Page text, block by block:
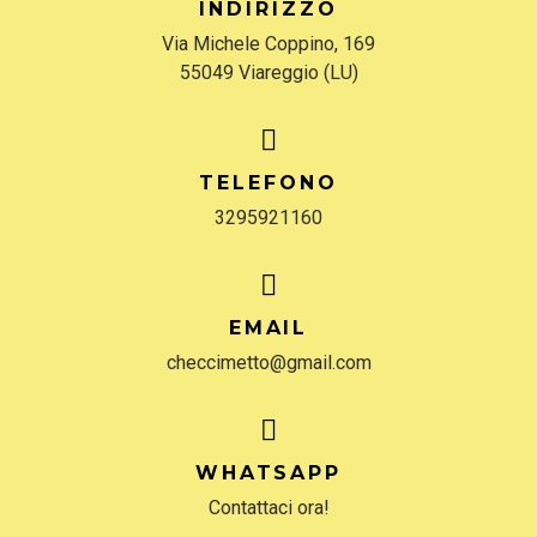
INDIRIZZO
Via Michele Coppino, 169
55049 Viareggio (LU)
TELEFONO
3295921160
EMAIL
checcimetto@gmail.com
WHATSAPP
Contattaci ora!